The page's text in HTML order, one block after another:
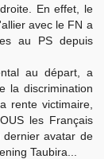
En effet, le
avec le FN a
au PS depuis
au départ, a
la discrimination
rente victimaire,
les Français
dernier avatar de
Taubira...